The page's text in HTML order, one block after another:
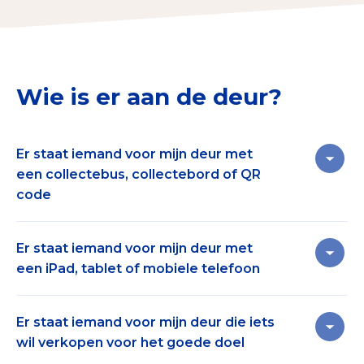
Nieuws
Veelgestelde vragen
Wie is er aan de deur?
Er staat iemand voor mijn deur met
een collectebus, collectebord of QR
code
aan het goede doel te geven, middels contant
geld in de collectebus of digitaal met een
bord/tablet of QR-code. Wil je zeker weten dat je
kan je zien welke goede
doelen landelijk en lokaal mogen collecteren. De
Er staat iemand voor mijn deur met
een iPad, tablet of mobiele telefoon
tablet of telefoondonateurte worden voor een
goed doel. In hetwervingsroosterkan je zien of
Er staat iemand voor mijn deur die iets
wil verkopen voor het goede doel